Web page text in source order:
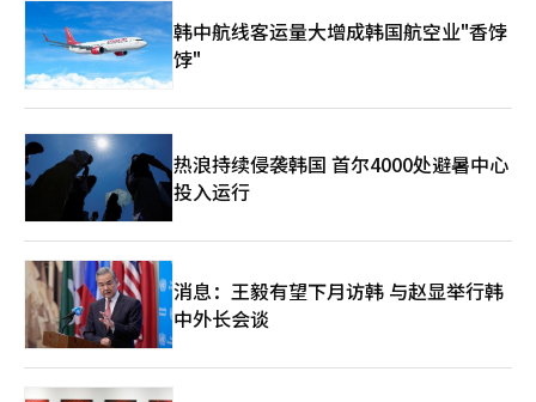
韩中航线客运量大增成韩国航空业"香饽
饽"
热浪持续侵袭韩国 首尔4000处避暑中心
投入运行
消息：王毅有望下月访韩 与赵显举行韩
中外长会谈